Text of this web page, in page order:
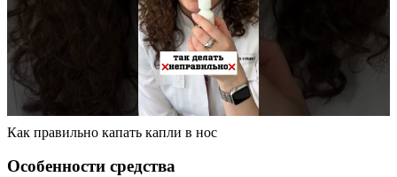
Как правильно капать капли в нос
Особенности средства